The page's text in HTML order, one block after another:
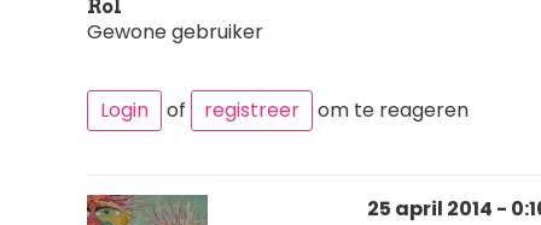
Rol
Gewone gebruiker
Login of registreer om te reageren
25 april 2014 -